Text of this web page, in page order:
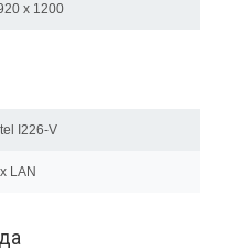
x 1200
I226-V
LAN